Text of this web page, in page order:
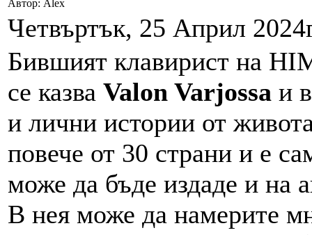
Автор: Alex
Четвъртък, 25 Април
Бившият клавирист на
се казва Valon Varjossa и
и лични истории от
повече от 30 страни и е
може да бъде издаде и на
В нея може да намерите